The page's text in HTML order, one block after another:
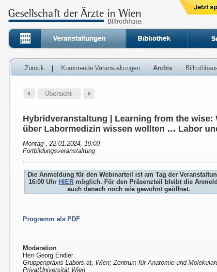
Zurück Kommende Veranstaltungen Archiv
Hybridveranstaltung | Learning from the wise:
über Labormedizin wissen wollten … Labor
Montag , 22.01.2024, 19:00
Fortbildungsveranstaltung
Die Anmeldung für den Webinarteil ist am Tag der
16:00 Uhr HIER möglich. Für den Präsenzteil bleibt die
auch danach noch wie gewohnt geöffnet.
Programm als PDF
Moderation
Herr Georg Endler
Gruppenpraxis Labors.at, Wien; Zentrum für Anatomie und
PrivatUniversität Wien